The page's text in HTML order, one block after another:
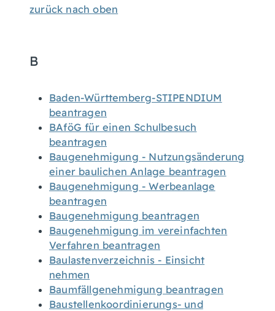
zurück nach oben
B
Baden-Württemberg-STIPENDIUM
beantragen
BAföG für einen Schulbesuch
beantragen
Baugenehmigung - Nutzungsänderung
einer baulichen Anlage beantragen
Baugenehmigung - Werbeanlage
beantragen
Baugenehmigung beantragen
Baugenehmigung im vereinfachten
Verfahren beantragen
Baulastenverzeichnis - Einsicht
nehmen
Baumfällgenehmigung beantragen
Baustellenkoordinierungs- und